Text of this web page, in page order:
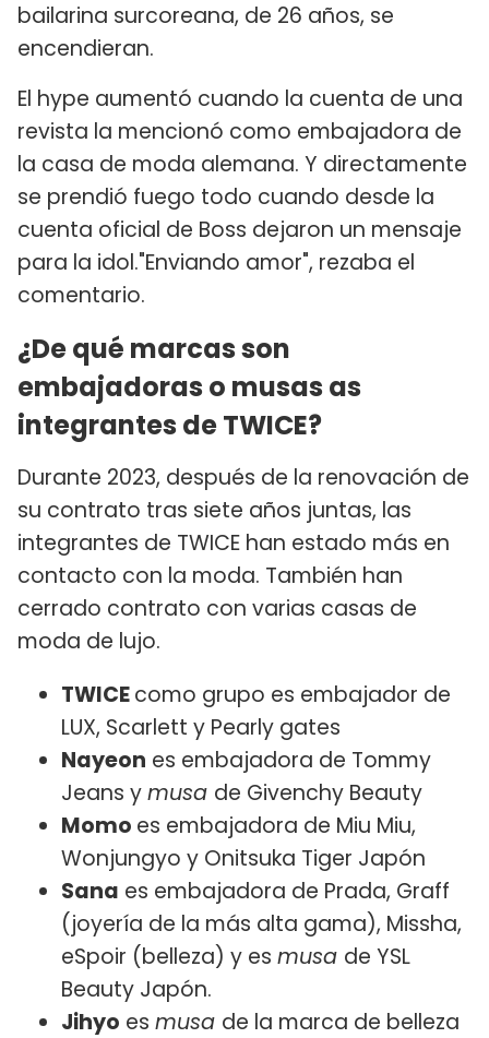
bailarina surcoreana, de 26 años, se
encendieran.
El hype aumentó cuando la cuenta de una
revista la mencionó como embajadora de
la casa de moda alemana. Y directamente
se prendió fuego todo cuando desde la
cuenta oficial de Boss dejaron un mensaje
para la idol."Enviando amor", rezaba el
comentario.
¿De qué marcas son
embajadoras o musas as
integrantes de TWICE?
Durante 2023, después de la renovación de
su contrato tras siete años juntas, las
integrantes de TWICE han estado más en
contacto con la moda. También han
cerrado contrato con varias casas de
moda de lujo.
TWICEcomo grupo es embajador de
LUX, Scarlett y Pearly gates
Nayeon es embajadora de Tommy
Jeans ymusa de Givenchy Beauty
Momo es embajadora de Miu Miu,
Wonjungyo y Onitsuka Tiger Japón
Sana es embajadora de Prada, Graff
(joyería de la más alta gama), Missha,
eSpoir (belleza) y es musa de YSL
Beauty Japón.
Jihyo es musa de la marca de belleza